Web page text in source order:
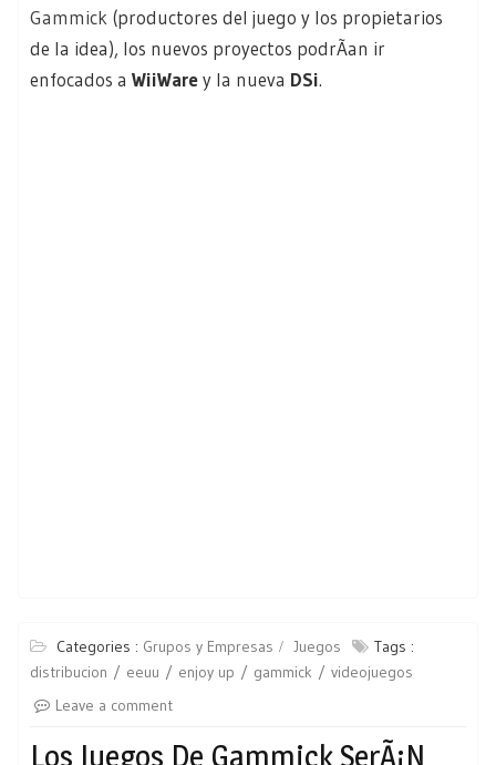
Gammick (productores del juego y los propietarios
de la idea), los nuevos proyectos podrÃ­an ir
enfocados a WiiWarey la nueva DSi.
Categories : Grupos y Empresas Juegos
Tags :
distribucion
eeuu enjoy up gammick
videojuegos
Leave a comment
Los Juegos De Gammick SerÃ¡n